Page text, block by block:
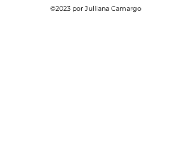
©2023 por Julliana Camargo